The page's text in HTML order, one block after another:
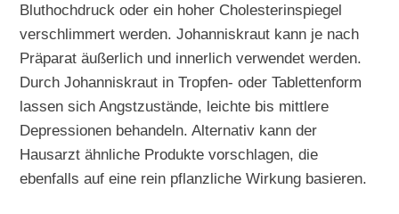
Bluthochdruck oder ein hoher Cholesterinspiegel
verschlimmert werden. Johanniskraut kann je nach
Präparat äußerlich und innerlich verwendet werden.
Durch Johanniskraut in Tropfen- oder Tablettenform
lassen sich Angstzustände, leichte bis mittlere
Depressionen behandeln. Alternativ kann der
Hausarzt ähnliche Produkte vorschlagen, die
ebenfalls auf eine rein pflanzliche Wirkung basieren.